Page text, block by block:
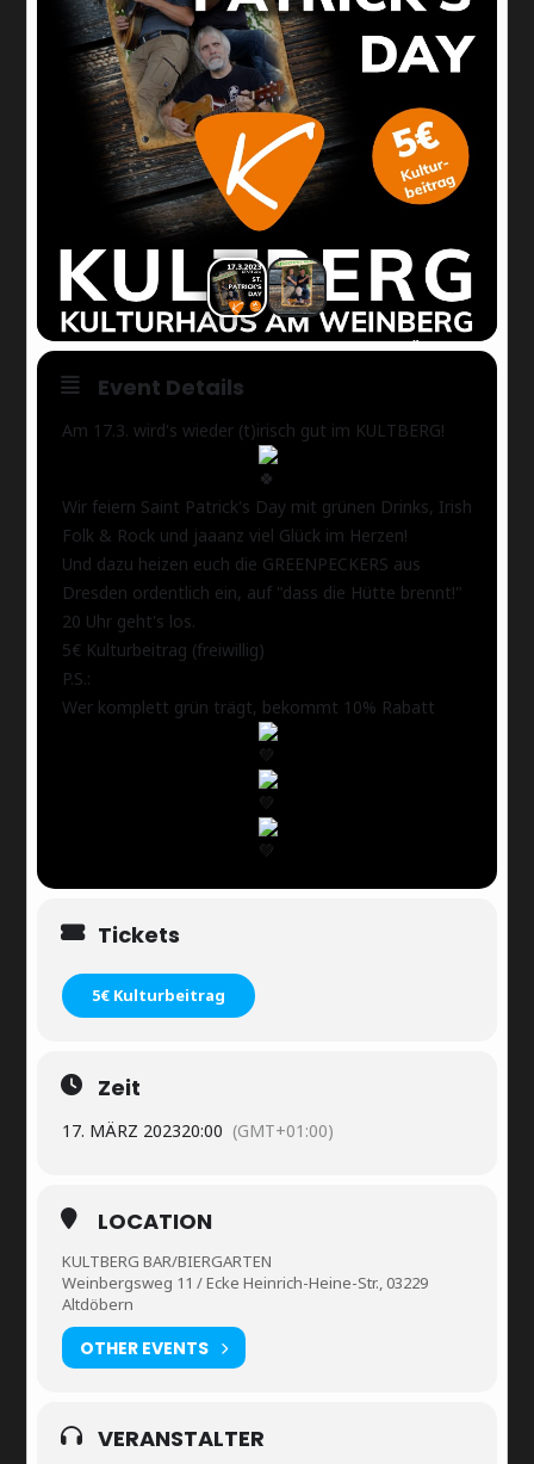
Event Details
Am 17.3. wird's wieder (t)irisch gut im KULTBERG!
Wir feiern Saint Patrick's Day mit grünen Drinks, Irish
Folk & Rock und jaaanz viel Glück im Herzen!
Und dazu heizen euch die GREENPECKERS aus
Dresden ordentlich ein, auf "dass die Hütte brennt!"
20 Uhr geht's los.
5€ Kulturbeitrag (freiwillig)
P.S.:
Wer komplett grün trägt, bekommt 10% Rabatt
Tickets
5€ Kulturbeitrag
Zeit
17. MÄRZ 202320:00 (GMT+01:00)
LOCATION
KULTBERG BAR/BIERGARTEN
Weinbergsweg 11 / Ecke Heinrich-Heine-Str., 03229
Altdöbern
OTHER EVENTS
VERANSTALTER